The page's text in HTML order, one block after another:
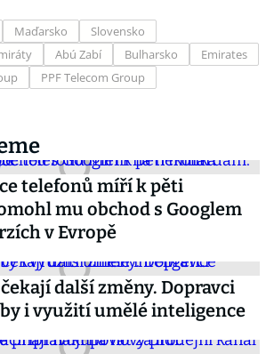
Maďarsko
Slovensko
Abú Zabí Bulharsko
Emirates
PPF Telecom Group
telefonů míří k pěti
mu obchod s Googlem
v Evropě
další změny. Dopravci
i využití umělé inteligence